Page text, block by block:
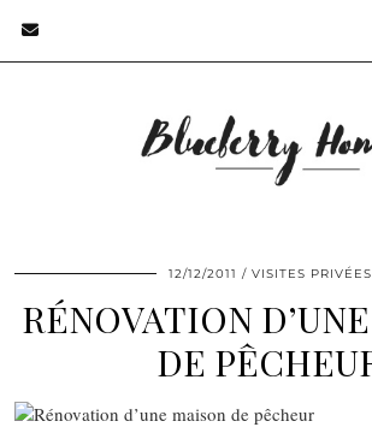
12/12/2011 VISITES PRIVÉES
RÉNOVATION
DE